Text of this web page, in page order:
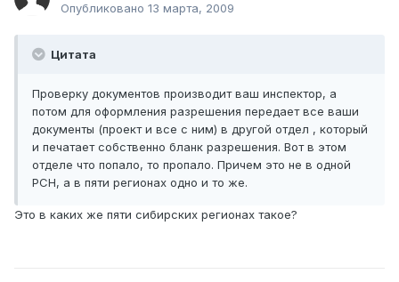
Опубликовано 13 марта, 2009
Цитата
Проверку документов производит ваш инспектор, а
потом для оформления разрешения передает все ваши
документы (проект и все с ним) в другой отдел , который
и печатает собственно бланк разрешения. Вот в этом
отделе что попало, то пропало. Причем это не в одной
РСН, а в пяти регионах одно и то же.
Это в каких же пяти сибирских регионах такое?